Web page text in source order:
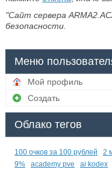
"Сайт сервера
безопасности.
Меню
Мой профиль
Создать
Облако тегов
100 очков за 100 рублей 2
9%
academy pve ai kodex